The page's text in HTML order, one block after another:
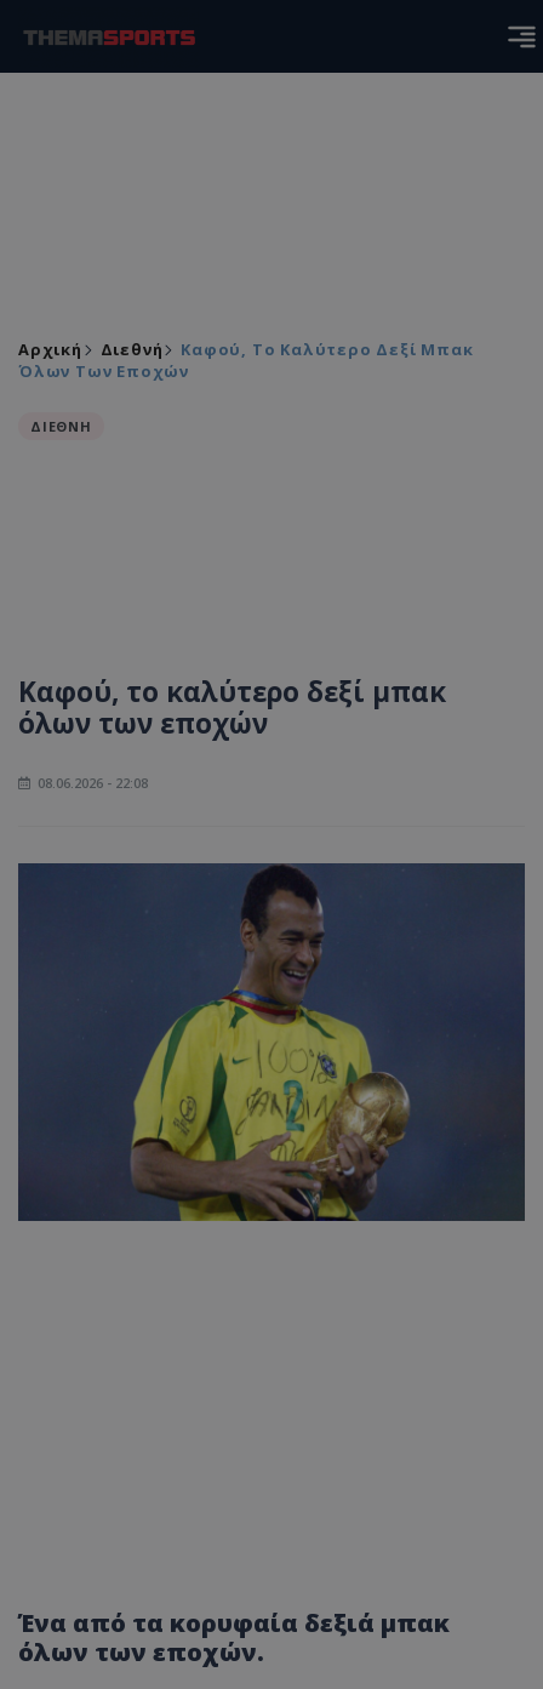
Αρχική Διεθνή
Καφού, Το Καλύτερο Δεξί Μπακ
Όλων Των Εποχών
ΔΙΕΘΝΗ
Καφού, το καλύτερο δεξί μπακ
όλων των εποχών
08.06.2026 - 22:08
Ένα από τα κορυφαία δεξιά μπακ
όλων των εποχών.